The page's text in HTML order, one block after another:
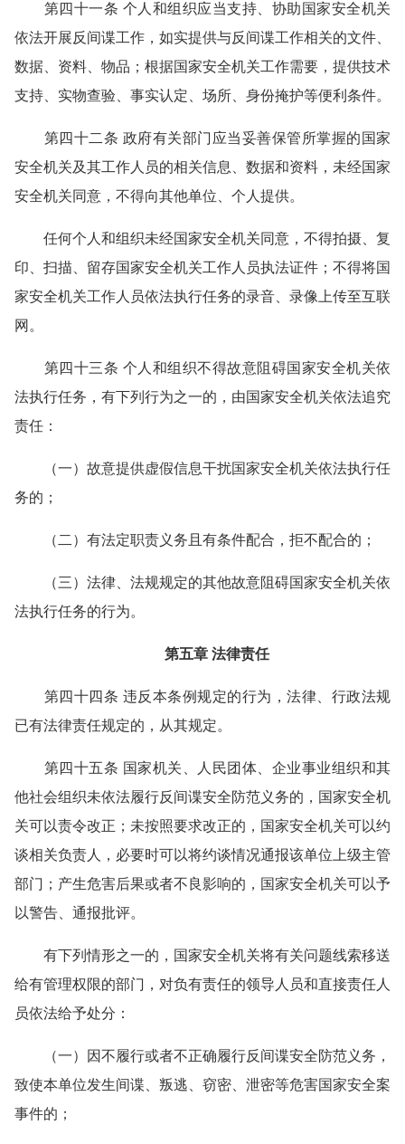
第四十一条 个人和组织应当支持、协助国家安全机关
依法开展反间谍工作，如实提供与反间谍工作相关的文件、
数据、资料、物品；根据国家安全机关工作需要，提供技术
支持、实物查验、事实认定、场所、身份掩护等便利条件。
第四十二条 政府有关部门应当妥善保管所掌握的国家
安全机关及其工作人员的相关信息、数据和资料，未经国家
安全机关同意，不得向其他单位、个人提供。
任何个人和组织未经国家安全机关同意，不得拍摄、复
印、扫描、留存国家安全机关工作人员执法证件；不得将国
家安全机关工作人员依法执行任务的录音、录像上传至互联
网。
第四十三条 个人和组织不得故意阻碍国家安全机关依
法执行任务，有下列行为之一的，由国家安全机关依法追究
责任：
（一）故意提供虚假信息干扰国家安全机关依法执行任
务的；
（二）有法定职责义务且有条件配合，拒不配合的；
（三）法律、法规规定的其他故意阻碍国家安全机关依
法执行任务的行为。
第五章 法律责任
第四十四条 违反本条例规定的行为，法律、行政法规
已有法律责任规定的，从其规定。
第四十五条 国家机关、人民团体、企业事业组织和其
他社会组织未依法履行反间谍安全防范义务的，国家安全机
关可以责令改正；未按照要求改正的，国家安全机关可以约
谈相关负责人，必要时可以将约谈情况通报该单位上级主管
部门；产生危害后果或者不良影响的，国家安全机关可以予
以警告、通报批评。
有下列情形之一的，国家安全机关将有关问题线索移送
给有管理权限的部门，对负有责任的领导人员和直接责任人
员依法给予处分：
（一）因不履行或者不正确履行反间谍安全防范义务，
致使本单位发生间谍、叛逃、窃密、泄密等危害国家安全案
事件的；